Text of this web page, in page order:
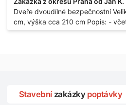
portálu - předmětem dodávky
stávajících a už nevyhovujících
umělohmotných vstupů Množství: - 8 ks Lokalita: - 7, 9,
Dveře dvoudílné bezpečnostní Velikost: - šířka cca 2x 65
cm, výška cca 210 cm Popis: - včetně montáže - cihlový
dům, 2. patro - vchod z chodby -
Stavební zakázky poptávky